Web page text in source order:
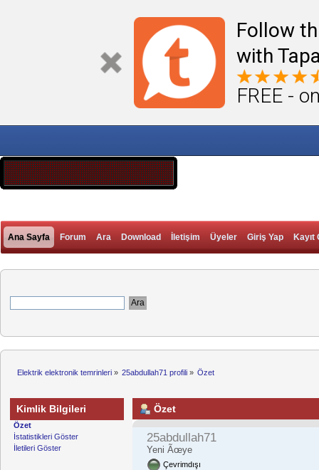
Follow
with
FREE -
Ana Sayfa Forum Ara Download İletişim Üyeler Giriş Yap Kayıt
Elektrik elektronik temrinleri» 25abdullah71 profili » Özet
Kimlik Bilgileri
Özet
İstatistikleri Göster
İletileri Göster
Özet
25abdullah71
Yeni Ãœye
Çevrimdışı